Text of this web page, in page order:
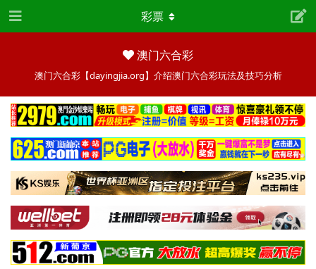
澳门六合彩
澳门六合彩【dayingjia.org】介绍澳门六合彩玩法及技巧分析
彩票